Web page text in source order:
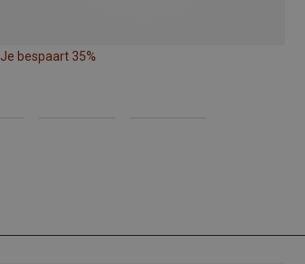
Je bespaart 35%